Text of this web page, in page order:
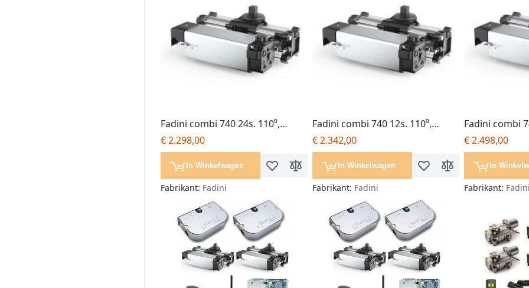
Fadini combi 740 24s. 110⁰,
poortopener, geen soft stop,
complete set
€ 2.298,00
In Winkelwagen Voeg toe aan verlanglijst
Toevoegen om te vergelijken
Fabrikant: Fadini
Fadini combi 740 12s. 110⁰,
poortopener, geen soft stop,
complete set
€ 2.342,00
In Winkelwagen Voeg toe aan verlanglijst
Toevoegen om te
Fabrikant: Fadini
Fadini combi
softstop,
set
€ 2.498,00
In
Fabrikant: Fadini